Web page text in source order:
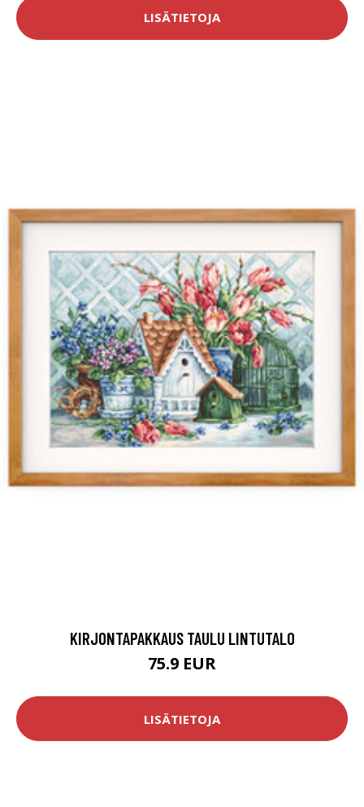
LISÄTIETOJA
KIRJONTAPAKKAUS TAULU LINTUTALO
75.9 EUR
LISÄTIETOJA